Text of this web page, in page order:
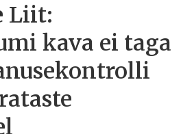
Liit:
kava ei taga